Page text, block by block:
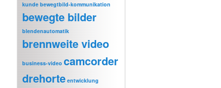
kunde bewegtbild-kommunikation
bewegte bilder
blendenautomatik
brennweite video
business-video camcorder
drehorte entwicklung